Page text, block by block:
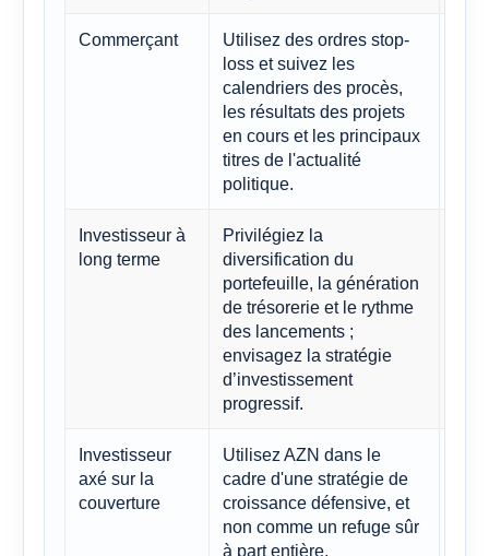
Commerçant
Utilisez des ordres stop-
loss et suivez les
calendriers des procès,
les résultats des projets
en cours et les principaux
titres de l'actualité
politique.
Investisseur à
long terme
Privilégiez la
diversification du
portefeuille, la génération
de trésorerie et le rythme
des lancements ;
envisagez la stratégie
d’investissement
progressif.
Investisseur
axé sur la
couverture
Utilisez AZN dans le
cadre d'une stratégie de
croissance défensive, et
non comme un refuge sûr
à part entière.